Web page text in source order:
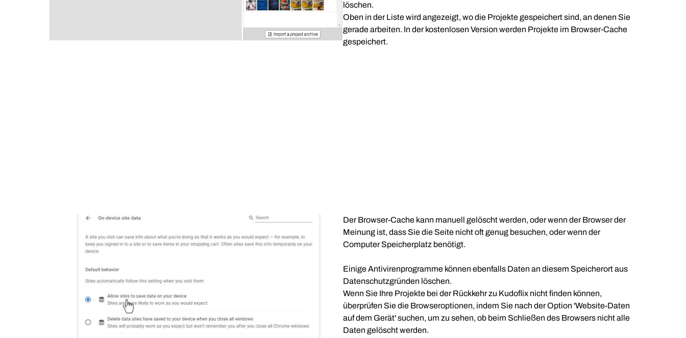
löschen.
Oben in der Liste wird angezeigt, wo die Projekte gespeichert sind, an denen Sie
gerade arbeiten. In der kostenlosen Version werden Projekte im Browser-Cache
gespeichert.
Der Browser-Cache kann manuell gelöscht werden, oder wenn der Browser der
Meinung ist, dass Sie die Seite nicht oft genug besuchen, oder wenn der
Computer Speicherplatz benötigt.
Einige Antivirenprogramme können ebenfalls Daten an diesem Speicherort aus
Datenschutzgründen löschen.
Wenn Sie Ihre Projekte bei der Rückkehr zu Kudoflix nicht finden können,
überprüfen Sie die Browseroptionen, indem Sie nach der Option 'Website-Daten
auf dem Gerät' suchen, um zu sehen, ob beim Schließen des Browsers nicht alle
Daten gelöscht werden.